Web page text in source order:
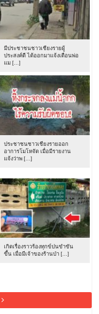
มีประชาชนชาวเชียงรายผู้
ประสงค์ดี ได้ออกมาแจ้งเตือนพ่อ
แม […]
ประชาชนชาวเชียงรายออก
อาการโมโหจัด เมื่อมีรายงาน
แจ้งว่าพ […]
เกิดเรื่องราวร้องทุกข์ปนขำขัน
ขึ้น เมื่อมีเจ้าของร้านป่า […]